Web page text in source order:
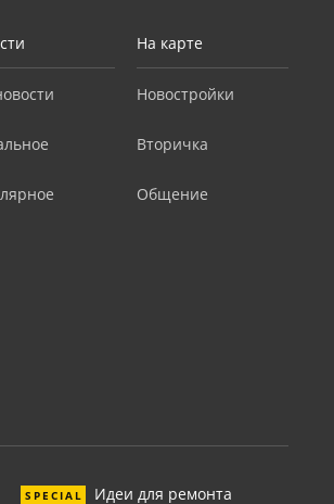
На карте
Новостройки
Вторичка
Общение
SPECIAL Идеи для ремонта